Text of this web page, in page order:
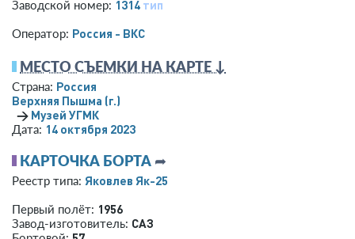
Заводской номер: 1314 тип
Оператор: Россия - ВКС
МЕСТО СЪЕМКИ НА КАРТЕ ↓
Страна: Россия
Верхняя Пышма (г.)
→ Музей УГМК
Дата: 14 октября 2023
КАРТОЧКА БОРТА ➦
Реестр типа: Яковлев Як-25
Первый полёт: 1956
Завод-изготовитель: САЗ